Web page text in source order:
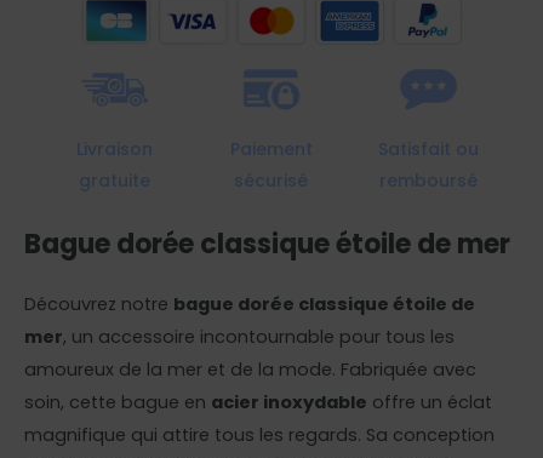
Livraison
gratuite
Paiement
sécurisé
Satisfait ou
remboursé
Bague dorée classique étoile de mer
Découvrez notre bague dorée classique étoile de
mer, un accessoire incontournable pour tous les
amoureux de la mer et de la mode. Fabriquée avec
soin, cette bague en acier inoxydable offre un éclat
magnifique qui attire tous les regards. Sa conception